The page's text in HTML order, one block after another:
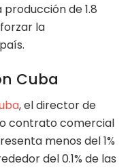
de 1.8
la
Cuba
, el director de
contrato comercial
menos del 1%
del 0.1% de las